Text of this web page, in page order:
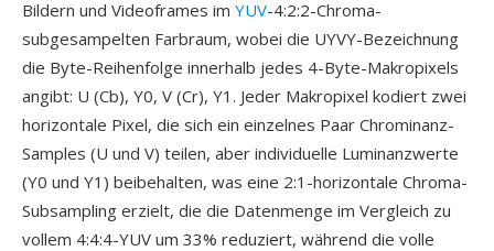
Bildern und Videoframes im YUV-4:2:2-Chroma-
subgesampelten Farbraum, wobei die UYVY-Bezeichnung
die Byte-Reihenfolge innerhalb jedes 4-Byte-Makropixels
angibt: U (Cb), Y0, V (Cr), Y1. Jeder Makropixel kodiert zwei
horizontale Pixel, die sich ein einzelnes Paar Chrominanz-
Samples (U und V) teilen, aber individuelle Luminanzwerte
(Y0 und Y1) beibehalten, was eine 2:1-horizontale Chroma-
Subsampling erzielt, die die Datenmenge im Vergleich zu
vollem 4:4:4-YUV um 33% reduziert, während die volle